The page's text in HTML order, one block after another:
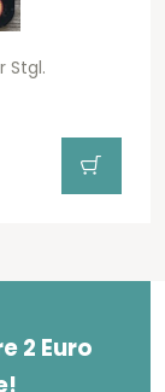
Stgl.
2 Euro